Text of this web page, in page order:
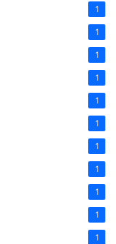
1
1
1
1
1
1
1
1
1
1
1